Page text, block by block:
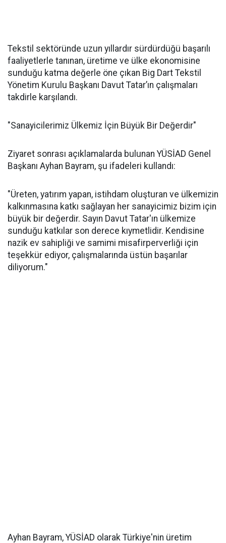
Tekstil sektöründe uzun yıllardır sürdürdüğü başarılı
faaliyetlerle tanınan, üretime ve ülke ekonomisine
sunduğu katma değerle öne çıkan Big Dart Tekstil
Yönetim Kurulu Başkanı Davut Tatar’ın çalışmaları
takdirle karşılandı.
"Sanayicilerimiz Ülkemiz İçin Büyük Bir Değerdir"
Ziyaret sonrası açıklamalarda bulunan YÜSİAD Genel
Başkanı Ayhan Bayram, şu ifadeleri kullandı:
"Üreten, yatırım yapan, istihdam oluşturan ve ülkemizin
kalkınmasına katkı sağlayan her sanayicimiz bizim için
büyük bir değerdir. Sayın Davut Tatar'ın ülkemize
sunduğu katkılar son derece kıymetlidir. Kendisine
nazik ev sahipliği ve samimi misafirperverliği için
teşekkür ediyor, çalışmalarında üstün başarılar
diliyorum."
Ayhan Bayram, YÜSİAD olarak Türkiye'nin üretim